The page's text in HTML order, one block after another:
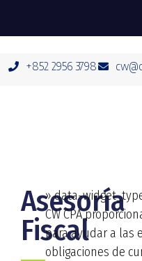
+852 2956 3798
Asesoría
Fiscal
» data-
CW CPA
para ayudar a las
obligaciones de